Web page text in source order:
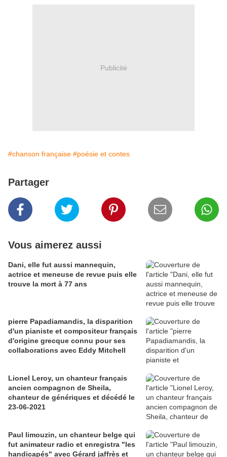
Publicité
#chanson française #poésie et contes
Partager
Vous aimerez aussi
Dani, elle fut aussi mannequin,
actrice et meneuse de revue puis elle
trouve la mort à 77 ans
pierre Papadiamandis, la disparition
d'un pianiste et compositeur français
d'origine grecque connu pour ses
collaborations avec Eddy Mitchell
Lionel Leroy, un chanteur français
ancien compagnon de Sheila,
chanteur de génériques et décédé le
23-06-2021
Paul limouzin, un chanteur belge qui
fut animateur radio et enregistra "les
handicapés" avec Gérard jaffrès et